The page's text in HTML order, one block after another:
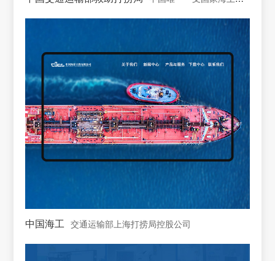
中国海工 交通运输部上海打捞局控股公司